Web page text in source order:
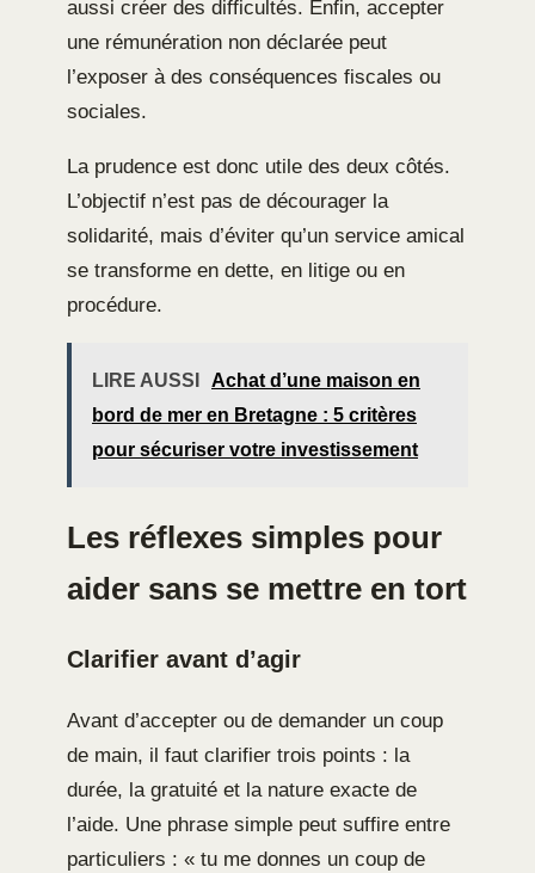
aussi créer des difficultés. Enfin, accepter
une rémunération non déclarée peut
l’exposer à des conséquences fiscales ou
sociales.
La prudence est donc utile des deux côtés.
L’objectif n’est pas de décourager la
solidarité, mais d’éviter qu’un service amical
se transforme en dette, en litige ou en
procédure.
LIRE AUSSI
Achat d’une maison en
bord de mer en Bretagne : 5 critères
pour sécuriser votre investissement
Les réflexes simples pour
aider sans se mettre en tort
Clarifier avant d’agir
Avant d’accepter ou de demander un coup
de main, il faut clarifier trois points : la
durée, la gratuité et la nature exacte de
l’aide. Une phrase simple peut suffire entre
particuliers : « tu me donnes un coup de